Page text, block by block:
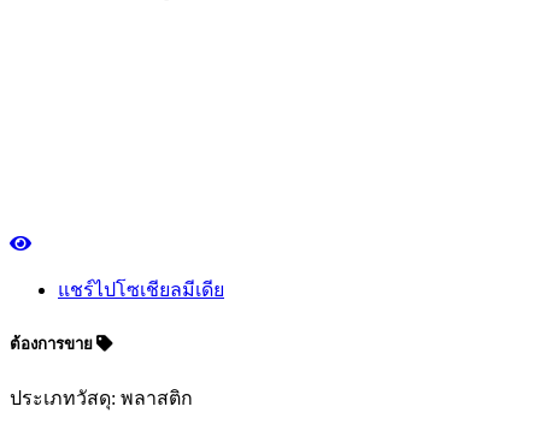
แชร์ไปโซเชียลมีเดีย
ต้องการขาย
ประเภทวัสดุ: พลาสติก